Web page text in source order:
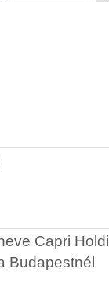
Capri
Budapestnél